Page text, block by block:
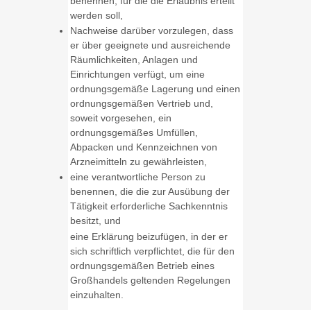
werden soll,
Nachweise darüber vorzulegen, dass
er über geeignete und ausreichende
Räumlichkeiten, Anlagen und
Einrichtungen verfügt, um eine
ordnungsgemäße Lagerung und einen
ordnungsgemäßen Vertrieb und,
soweit vorgesehen, ein
ordnungsgemäßes Umfüllen,
Abpacken und Kennzeichnen von
Arzneimitteln zu gewährleisten,
eine verantwortliche Person zu
benennen, die die zur Ausübung der
Tätigkeit erforderliche Sachkenntnis
besitzt, und
eine Erklärung beizufügen, in der er
sich schriftlich verpflichtet, die für den
ordnungsgemäßen Betrieb eines
Großhandels geltenden Regelungen
einzuhalten.